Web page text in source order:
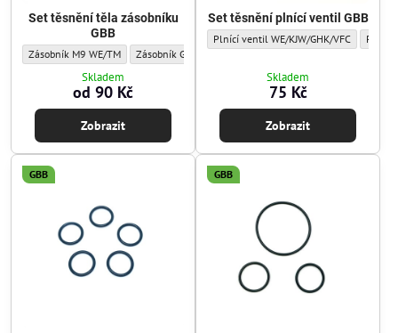
Set těsnění těla zásobníku
GBB
Set těsnění těla zásobníku GBB - Sada těsnění/o-kroužků:
Zásobník M9 WE/TM Set těsnění těla zásobníku GBB - Sada těsnění/o-kroužků:
Zásobník Glock WE/TM Set těsnění těla zásobníku GBB
Skladem
od 90 Kč
Zobrazit
Set těsnění plnící ventil GBB
Set těsnění plnící ventil GBB - Sada
Plnící ventil WE/KJW/GHK/VFC Set
Plnící
Skladem
75 Kč
Zobrazit
GBB GBB